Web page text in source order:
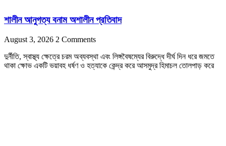
শালীন আনুগত্য বনাম অশালীন প্রতিবাদ
August 3, 2026 2 Comments
দুর্নীতি, স্বাস্থ্য ক্ষেত্রে চরম অব্যবস্থা এবং লিঙ্গবৈষম্যের বিরুদ্ধে দীর্ঘ দিন ধরে জমতে
থাকা ক্ষোভ একটি ভয়াবহ ধর্ষণ ও হত্যাকে কেন্দ্র করে আসমুদ্র হিমাচল তোলপাড় করে